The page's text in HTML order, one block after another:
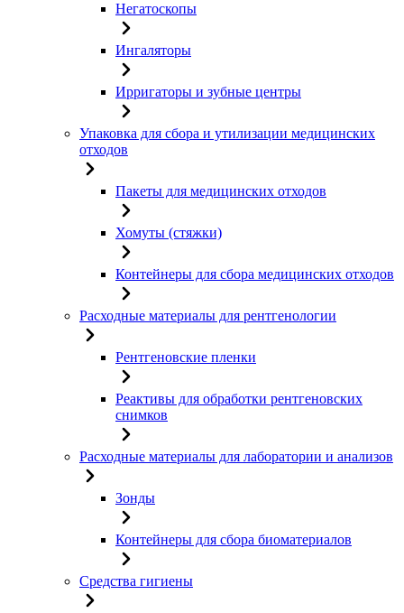
Негатоскопы
Ингаляторы
Ирригаторы и зубные центры
Упаковка для сбора и утилизации медицинских
отходов
Пакеты для медицинских отходов
Хомуты (стяжки)
Контейнеры для сбора медицинских отходов
Расходные материалы для рентгенологии
Рентгеновские пленки
Реактивы для обработки рентгеновских
снимков
Расходные материалы для лаборатории и анализов
Зонды
Контейнеры для сбора биоматериалов
Средства гигиены